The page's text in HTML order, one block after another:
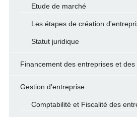
Etude de marché
Les étapes de création
Statut juridique
Financement des entreprises et
Gestion d'entreprise
Comptabilité et Fiscalité des